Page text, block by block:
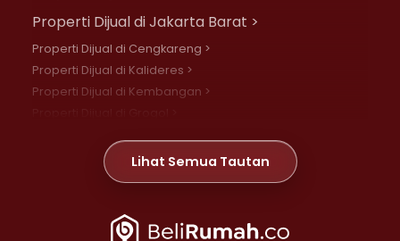
Properti Dijual di Jakarta Barat >
Properti Dijual di Cengkareng >
Properti Dijual di Kalideres >
Properti Dijual di Kembangan >
Properti Dijual di Meruya >
Properti Dijual di Jelambar >
Properti Dijual di Jakarta Pusat >
Lihat Semua Tautan